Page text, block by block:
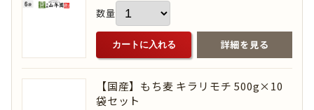
数量
カートに入れる 詳細を見る
【国産】もち麦 キラリモチ 500g×10
袋セット